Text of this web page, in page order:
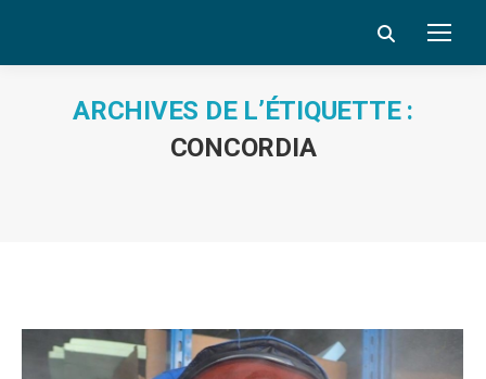
Search:
ARCHIVES DE L’ÉTIQUETTE :
CONCORDIA